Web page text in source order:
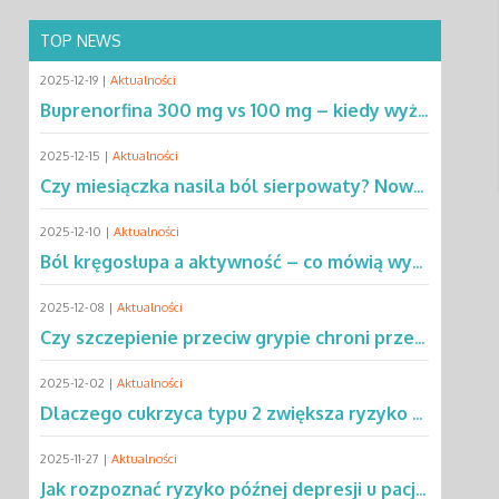
TOP NEWS
2025-12-19 | Aktualności
Buprenorfina 300 mg vs 100 mg – kiedy wyższa dawka ma przewagę? Sprawdź!
2025-12-15 | Aktualności
Czy miesiączka nasila ból sierpowaty? Nowe dane zmieniają podejście do SCD
2025-12-10 | Aktualności
Ból kręgosłupa a aktywność – co mówią wyniki rocznej obserwacji?
2025-12-08 | Aktualności
Czy szczepienie przeciw grypie chroni przed chorobą Parkinsona?
2025-12-02 | Aktualności
Dlaczego cukrzyca typu 2 zwiększa ryzyko gruźlicy? Poznaj mechanizmy
2025-11-27 | Aktualności
Jak rozpoznać ryzyko późnej depresji u pacjentów po leczeniu raka?